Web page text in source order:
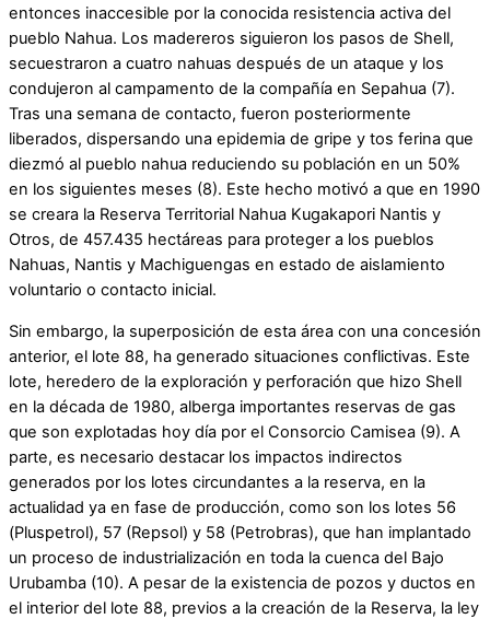
entonces inaccesible por la conocida resistencia activa del
pueblo Nahua. Los madereros siguieron los pasos de Shell,
secuestraron a cuatro nahuas después de un ataque y los
condujeron al campamento de la compañía en Sepahua (7).
Tras una semana de contacto, fueron posteriormente
liberados, dispersando una epidemia de gripe y tos ferina que
diezmó al pueblo nahua reduciendo su población en un 50%
en los siguientes meses (8). Este hecho motivó a que en 1990
se creara la Reserva Territorial Nahua Kugakapori Nantis y
Otros, de 457.435 hectáreas para proteger a los pueblos
Nahuas, Nantis y Machiguengas en estado de aislamiento
voluntario o contacto inicial.
Sin embargo, la superposición de esta área con una concesión
anterior, el lote 88, ha generado situaciones conflictivas. Este
lote, heredero de la exploración y perforación que hizo Shell
en la década de 1980, alberga importantes reservas de gas
que son explotadas hoy día por el Consorcio Camisea (9). A
parte, es necesario destacar los impactos indirectos
generados por los lotes circundantes a la reserva, en la
actualidad ya en fase de producción, como son los lotes 56
(Pluspetrol), 57 (Repsol) y 58 (Petrobras), que han implantado
un proceso de industrialización en toda la cuenca del Bajo
Urubamba (10). A pesar de la existencia de pozos y ductos en
el interior del lote 88, previos a la creación de la Reserva, la ley